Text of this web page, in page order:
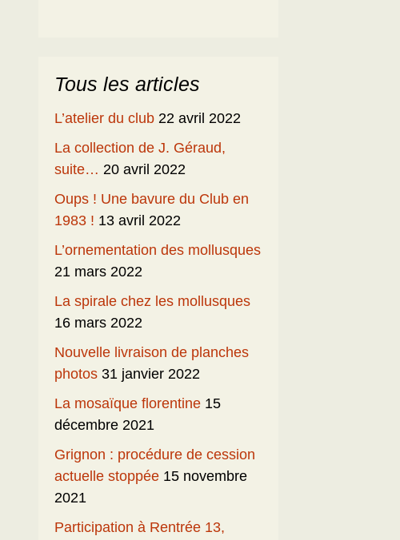
Tous les articles
L’atelier du club 22 avril 2022
La collection de J. Géraud,
suite… 20 avril 2022
Oups ! Une bavure du Club en
1983 ! 13 avril 2022
L’ornementation des mollusques
21 mars 2022
La spirale chez les mollusques
16 mars 2022
Nouvelle livraison de planches
photos 31 janvier 2022
La mosaïque florentine 15
décembre 2021
Grignon : procédure de cession
actuelle stoppée 15 novembre
2021
Participation à Rentrée 13,